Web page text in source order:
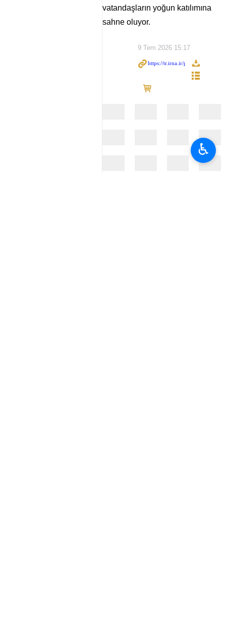
vatandaşların yoğun katılımına
sahne oluyor.
9 Tem 2026 15:17
♿︎